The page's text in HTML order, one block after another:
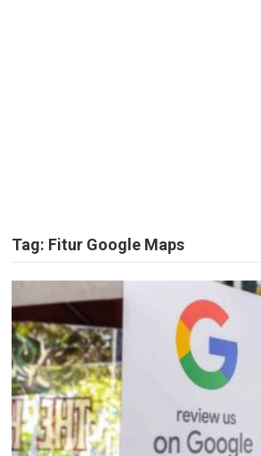
Tag: Fitur Google Maps